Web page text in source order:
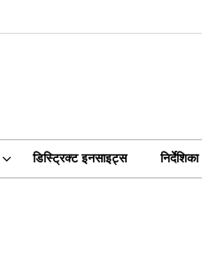
डिस्ट्रिक्ट इनसाइट्स निर्देशिका